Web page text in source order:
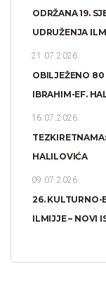
ODRŽANA 19.
UDRUŽENJA
21.07.2026.
OBILJEŽENO
IBRAHIM-EF.
16.07.2026.
HALILOVIĆA
09.07.2026.
26. KULTURNO-
ILMIJJE – NOVI